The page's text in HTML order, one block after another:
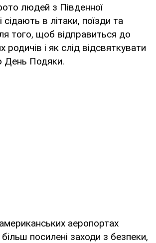
людей з Південної
сідають в літаки, поїзди та
того, щоб відправиться до
родичів і як слід відсвяткувати
День Подяки.
аеропортах
посилені заходи з безпеки,